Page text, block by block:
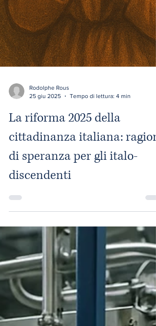
25 giu 2025
Tempo di lettura: 4 min
La riforma 2025 della
cittadinanza italiana: ragioni
di speranza per gli italo-
discendenti